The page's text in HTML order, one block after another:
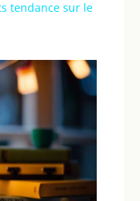
tendance sur le